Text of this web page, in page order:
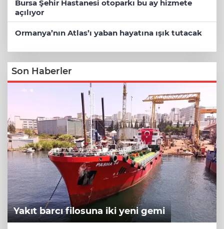
Bursa Şehir Hastanesi otoparkı bu ay hizmete
açılıyor
Ormanya’nın Atlas’ı yaban hayatına ışık tutacak
Son Haberler
Yakıt barcı filosuna iki yeni gemi